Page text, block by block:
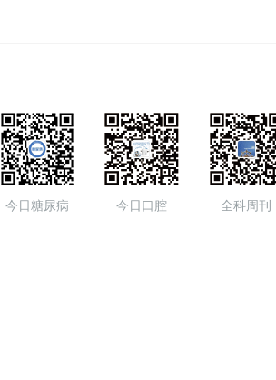
今日糖尿病 今日口腔 全科周刊